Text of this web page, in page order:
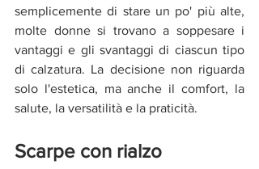
semplicemente di stare un po' più alte,
molte donne si trovano a soppesare i
vantaggi e gli svantaggi di ciascun tipo
di calzatura. La decisione non riguarda
solo l'estetica, ma anche il comfort, la
salute, la versatilità e la praticità.
Scarpe con rialzo